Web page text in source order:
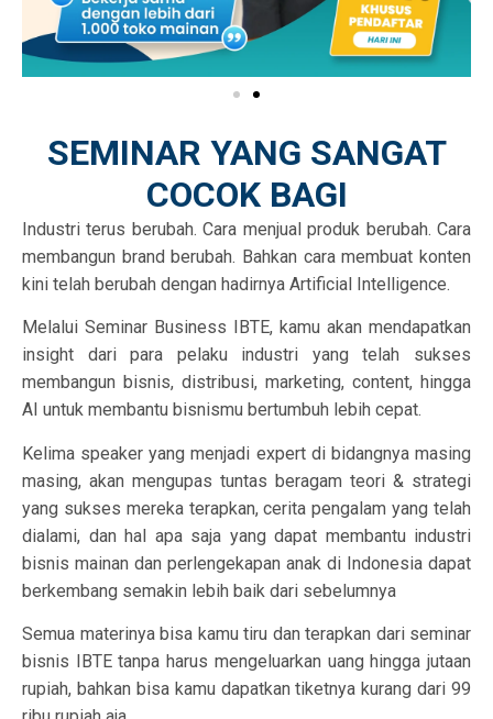
SEMINAR YANG SANGAT
COCOK BAGI
Industri terus berubah. Cara menjual produk berubah. Cara
membangun brand berubah. Bahkan cara membuat konten
kini telah berubah dengan hadirnya Artificial Intelligence.
Melalui Seminar Business IBTE, kamu akan mendapatkan
insight dari para pelaku industri yang telah sukses
membangun bisnis, distribusi, marketing, content, hingga
AI untuk membantu bisnismu bertumbuh lebih cepat.
Kelima speaker yang menjadi expert di bidangnya masing
masing, akan mengupas tuntas beragam teori & strategi
yang sukses mereka terapkan, cerita pengalam yang telah
dialami, dan hal apa saja yang dapat membantu industri
bisnis mainan dan perlengekapan anak di Indonesia dapat
berkembang semakin lebih baik dari sebelumnya
Semua materinya bisa kamu tiru dan terapkan dari seminar
bisnis IBTE tanpa harus mengeluarkan uang hingga jutaan
rupiah, bahkan bisa kamu dapatkan tiketnya kurang dari 99